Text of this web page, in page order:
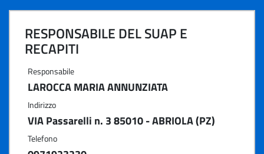
RESPONSABILE DEL SUAP E
RECAPITI
Responsabile
LAROCCA MARIA ANNUNZIATA
Indirizzo
VIA Passarelli n. 3 85010 - ABRIOLA (PZ)
Telefono